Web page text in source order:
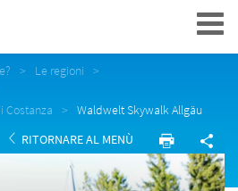
Navigation
Le regioni
Costanza
Waldwelt Skywalk Allgäu
RITORNARE AL MENÙ